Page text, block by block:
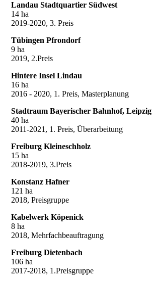
Landau Stadtquartier Südwest
14 ha
2019-2020, 3. Preis
Tübingen Pfrondorf
9 ha
2019, 2.Preis
Hintere Insel Lindau
16 ha
2016 - 2020, 1. Preis, Masterplanung
Stadtraum Bayerischer Bahnhof, Leipzig
40 ha
2011-2021, 1. Preis, Überarbeitung
Freiburg Kleineschholz
15 ha
2018-2019, 3.Preis
Konstanz Hafner
121 ha
2018, Preisgruppe
Kabelwerk Köpenick
8 ha
2018, Mehrfachbeauftragung
Freiburg Dietenbach
106 ha
2017-2018, 1.Preisgruppe